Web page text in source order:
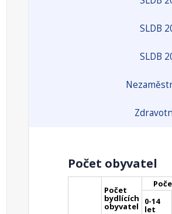
SLDB
SLDB
Počet obyvatel
Počet
bydlících
obyvatel 0-14
let